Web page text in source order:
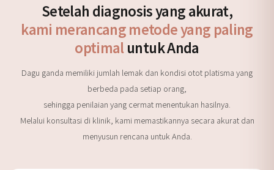
Setelah diagnosis yang akurat,
kami merancang metode yang paling
optimal untuk Anda
Dagu ganda memiliki jumlah lemak dan kondisi otot platisma yang
berbeda pada setiap orang,
sehingga penilaian yang cermat menentukan hasilnya.
Melalui konsultasi di klinik, kami memastikannya secara akurat dan
menyusun rencana untuk Anda.